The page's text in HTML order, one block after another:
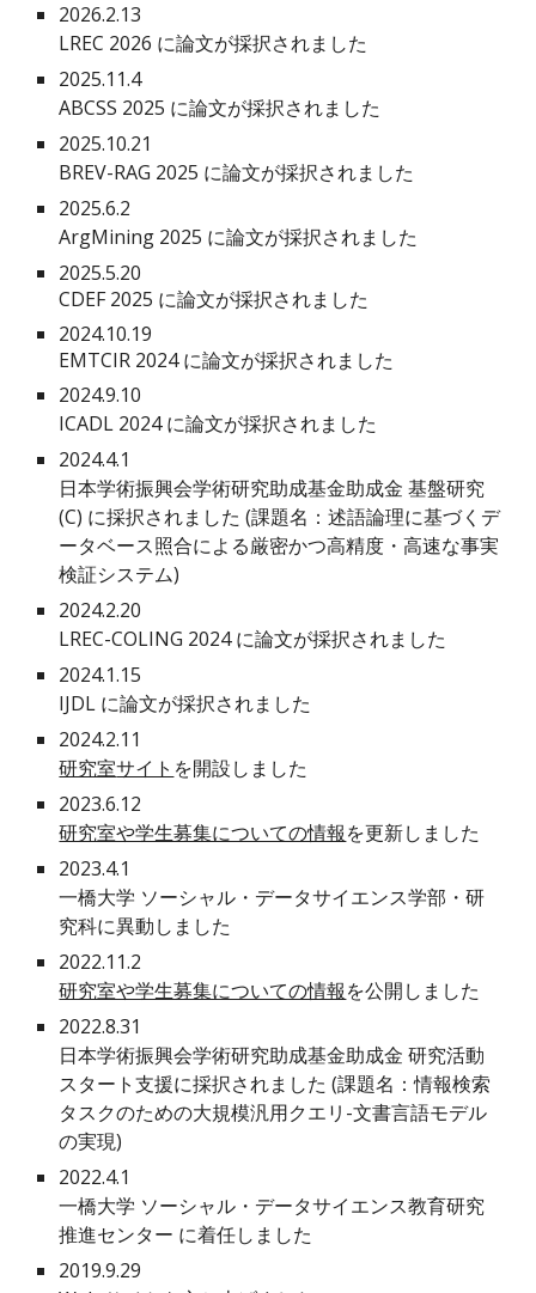
2026.2.13
LREC 2026 に論文が採択されました
2025.11.4
ABCSS 2025 に論文が採択されました
2025.10.21
BREV-RAG 2025 に論文が採択されました
2025.6.2
ArgMining 2025 に論文が採択されました
2025.5.20
CDEF 2025 に論文が採択されました
2024.10.19
EMTCIR 2024 に論文が採択されました
2024.9.10
ICADL 2024に論文が採択されました
2024.4.1
日本学術振興会学術研究助成基金助成金基盤研究
(C) に採択されました (課題名：述語論理に基づくデ
ータベース照合による厳密かつ高精度・高速な事実
検証システム)
2024.2.20
LREC-COLING 2024 に論文が採択されました
2024.1.15
IJDL に論文が採択されました
2024.2.1 1
研究室サイト を開設しました
2023.6.12
研究室や学生募集についての情報を更新しました
2023.4.1
一橋大学 ソーシャル・データサイエンス学部・研
究科に異動しました
2022.11.2
研究室や学生募集についての情報を公開しました
2022.8.31
日本学術振興会学術研究助成基金助成金 研究活動
スタート支援に採択されました (課題名：情報検索
タスクのための大規模汎用クエリ-文書言語モデル
の実現)
2022.4.1
一橋大学 ソーシャル・データサイエンス教育研究
推進センター に着任しました
2019.9.29